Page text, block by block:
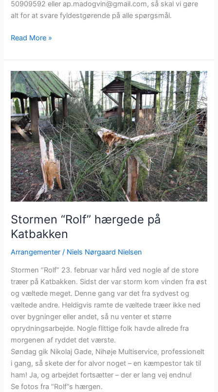
50909592 eller ap.madogvin@gmail.com, så skal vi gøre
alt for at svare fyldestgørende på alle spørgsmål.
Lokalrådet
–
og
søger
ny
medlemmer
Read More »
Stormen “Rolf” hærgede på
Katbakken
Arrangementer / Niels Nørgaard Nielsen
Stormen “Rolf” 23. februar var hård ved nogle af de store
træer på Katbakken. Sidst der var storm kom vinden fra øst
og væltede meget. Denne gang var det fra sydvest og
væltede andre. Heldigvis ramte de væltede træer ikke ned
over bygninger eller andet, så nu venter et større
oprydningsarbejde. Nogle flittige folk havde allrede fra
morgenen af ryddet det værste.
Søndag gik Nikolaj Gade, Nihøje Multiservice, professionelt
i gang, så skete der for alvor noget – en kæmpestor tak til
ham! Ja, og arbejdet fortsætter – der er lang vej endnu!
Se fotos fra “Rolf”s hærgen.